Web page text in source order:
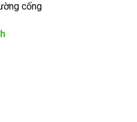
cống